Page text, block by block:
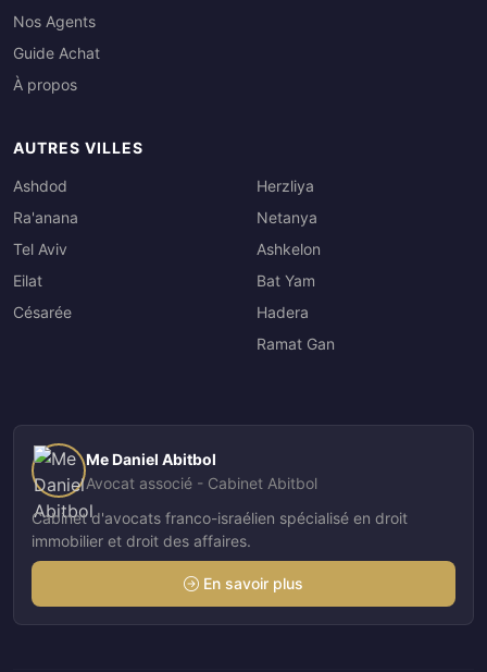
Nos Agents
Guide Achat
À propos
AUTRES VILLES
Ashdod
Ra'anana
Tel Aviv
Eilat
Césarée
Herzliya
Netanya
Ashkelon
Bat Yam
Hadera
Ramat Gan
Me Daniel Abitbol
Avocat associé - Cabinet Abitbol
Cabinet d'avocats franco-israélien spécialisé en droit
immobilier et droit des affaires.
En savoir plus